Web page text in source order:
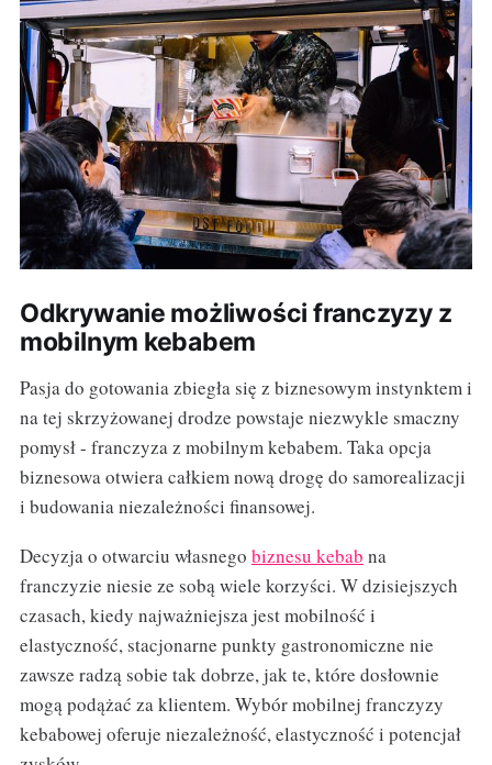
Odkrywanie możliwości franczyzy z
mobilnym kebabem
Pasja do gotowania zbiegła się z biznesowym instynktem i
na tej skrzyżowanej drodze powstaje niezwykle smaczny
pomysł - franczyza z mobilnym kebabem. Taka opcja
biznesowa otwiera całkiem nową drogę do samorealizacji
i budowania niezależności finansowej.
Decyzja o otwarciu własnego biznesu kebab na
franczyzie niesie ze sobą wiele korzyści. W dzisiejszych
czasach, kiedy najważniejsza jest mobilność i
elastyczność, stacjonarne punkty gastronomiczne nie
zawsze radzą sobie tak dobrze, jak te, które dosłownie
mogą podążać za klientem. Wybór mobilnej franczyzy
kebabowej oferuje niezależność, elastyczność i potencjał